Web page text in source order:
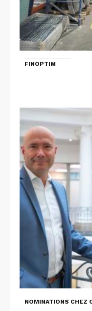
FINOPTIM
NOMINATIONS CHEZ